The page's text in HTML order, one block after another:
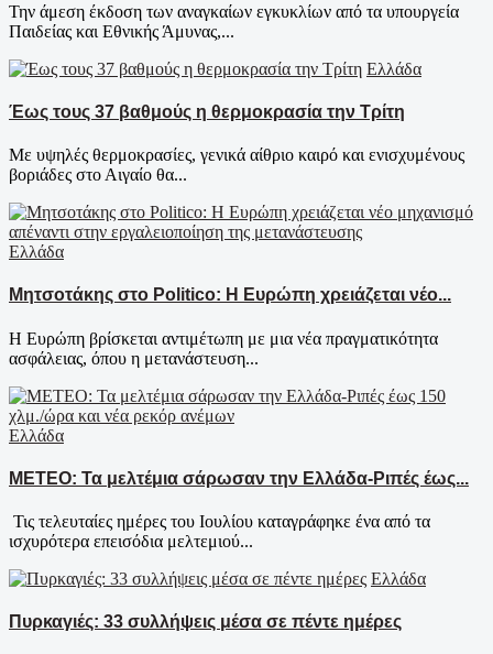
Την άμεση έκδοση των αναγκαίων εγκυκλίων από τα υπουργεία
Παιδείας και Εθνικής Άμυνας,...
Ελλάδα
Έως τους 37 βαθμούς η θερμοκρασία την Τρίτη
Με υψηλές θερμοκρασίες, γενικά αίθριο καιρό και ενισχυμένους
βοριάδες στο Αιγαίο θα...
Ελλάδα
Μητσοτάκης στο Politico: Η Ευρώπη χρειάζεται νέο...
Η Ευρώπη βρίσκεται αντιμέτωπη με μια νέα πραγματικότητα
ασφάλειας, όπου η μετανάστευση...
Ελλάδα
ΜΕΤΕΟ: Τα μελτέμια σάρωσαν την Ελλάδα-Ριπές έως...
Τις τελευταίες ημέρες του Ιουλίου καταγράφηκε ένα από τα
ισχυρότερα επεισόδια μελτεμιού...
Ελλάδα
Πυρκαγιές: 33 συλλήψεις μέσα σε πέντε ημέρες